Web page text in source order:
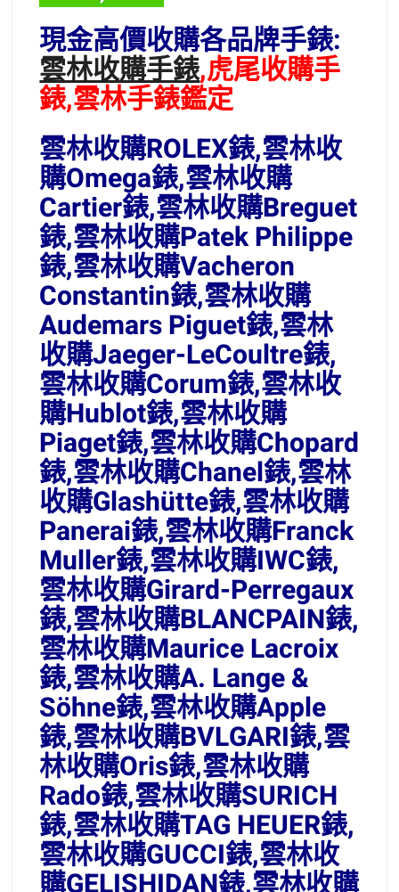
現金高價收購各品牌手錶:
雲林收購手錶,虎尾收購手
錶,雲林手錶鑑定
雲林收購ROLEX錶,雲林收
購Omega錶,雲林收購
Cartier錶,雲林收購Breguet
錶,雲林收購Patek Philippe
錶,雲林收購Vacheron
Constantin錶,雲林收購
Audemars Piguet錶,雲林
收購Jaeger-LeCoultre錶,
雲林收購Corum錶,雲林收
購Hublot錶,雲林收購
Piaget錶,雲林收購Chopard
錶,雲林收購Chanel錶,雲林
收購Glashütte錶,雲林收購
Panerai錶,雲林收購Franck
Muller錶,雲林收購IWC錶,
雲林收購Girard-Perregaux
錶,雲林收購BLANCPAIN錶,
雲林收購Maurice Lacroix
錶,雲林收購A. Lange &
Söhne錶,雲林收購Apple
錶,雲林收購BVLGARI錶,雲
林收購Oris錶,雲林收購
Rado錶,雲林收購SURICH
錶,雲林收購TAG HEUER錶,
雲林收購GUCCI錶,雲林收